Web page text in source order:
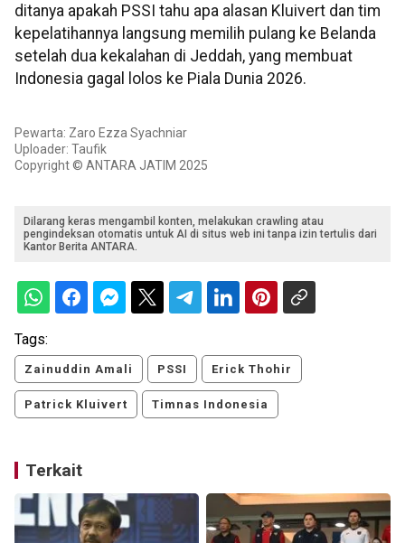
ditanya apakah PSSI tahu apa alasan Kluivert dan tim
kepelatihannya langsung memilih pulang ke Belanda
setelah dua kekalahan di Jeddah, yang membuat
Indonesia gagal lolos ke Piala Dunia 2026.
Pewarta: Zaro Ezza Syachniar
Uploader: Taufik
Copyright © ANTARA JATIM 2025
Dilarang keras mengambil konten, melakukan crawling atau
pengindeksan otomatis untuk AI di situs web ini tanpa izin tertulis dari
Kantor Berita ANTARA.
Tags:
Zainuddin Amali PSSI Erick Thohir
Patrick Kluivert Timnas Indonesia
Terkait